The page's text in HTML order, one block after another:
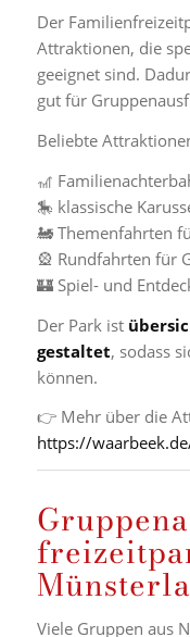
Der
Attraktionen, die
geeignet sind.
gut für
Beliebte
🎢
🎠 klassische
🚂 Themenfahrten
🎡 Rundfahrten für
🏰 Spiel- und
Der Park ist
gestaltet, sodass
können.
👉 Mehr über die
https://
Viele Gruppen aus